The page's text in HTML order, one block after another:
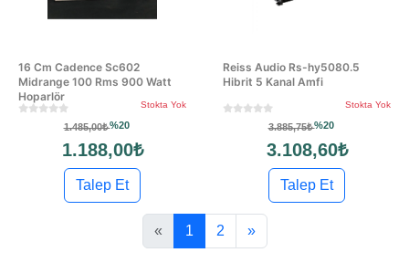
16 Cm Cadence Sc602
Midrange 100 Rms 900 Watt
Hoparlör
Stokta Yok
1.485,00₺%20
1.188,00₺
Talep Et
Reiss Audio Rs-hy5080.5
Hibrit 5 Kanal Amfi
Stokta Yok
3.885,75₺%20
3.108,60₺
Talep Et
« 1 2 »